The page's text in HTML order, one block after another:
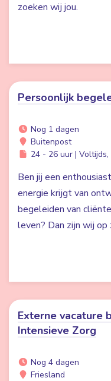
zoeken wij jou.
Persoonlijk
Nog 1 dagen
Buitenpost
24 - 26 uur |
Ben jij een
energie krijgt van
begeleiden van
leven? Dan zijn wij op
Externe vacature
Intensieve Zorg
Nog 4 dagen
Friesland